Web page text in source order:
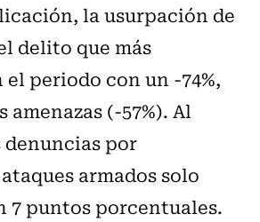
la usurpación de
delito que más
periodo con un -74%,
amenazas (-57%). Al
por
armados solo
7 puntos porcentuales.